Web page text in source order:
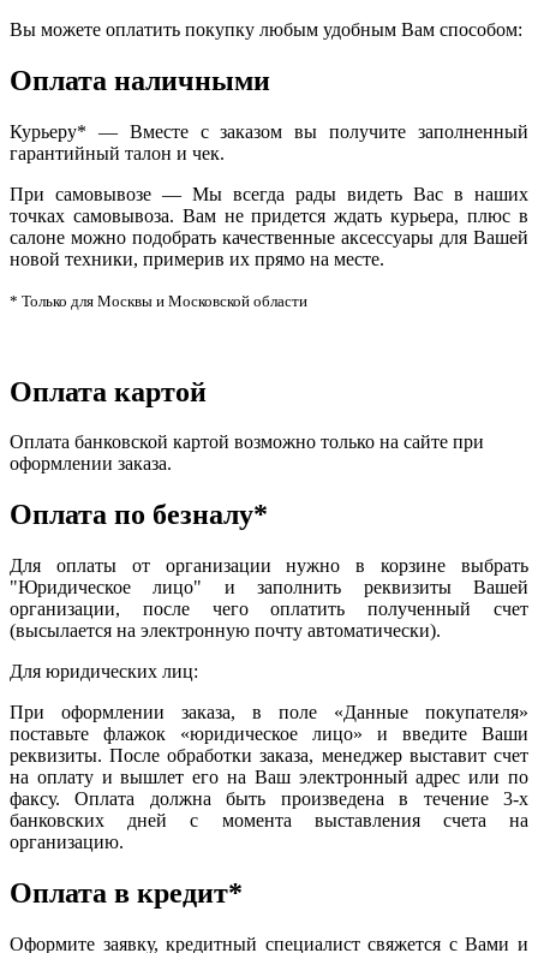
Вы можете оплатить покупку любым удобным Вам способом:
Оплата наличными
Курьеру* — Вместе с заказом вы получите заполненный
гарантийный талон и чек.
При самовывозе — Мы всегда рады видеть Вас в наших
точках самовывоза. Вам не придется ждать курьера, плюс в
салоне можно подобрать качественные аксессуары для Вашей
новой техники, примерив их прямо на месте.
* Только для Москвы и Московской области
Оплата картой
Оплата банковской картой возможно только на сайте при
оформлении заказа.
Оплата по безналу*
Для оплаты от организации нужно в корзине выбрать
"Юридическое лицо" и заполнить реквизиты Вашей
организации, после чего оплатить полученный счет
(высылается на электронную почту автоматически).
Для юридических лиц:
При оформлении заказа, в поле «Данные покупателя»
поставьте флажок «юридическое лицо» и введите Ваши
реквизиты. После обработки заказа, менеджер выставит счет
на оплату и вышлет его на Ваш электронный адрес или по
факсу. Оплата должна быть произведена в течение 3-х
банковских дней с момента выставления счета на
организацию.
Оплата в кредит*
Оформите заявку, кредитный специалист свяжется с Вами и